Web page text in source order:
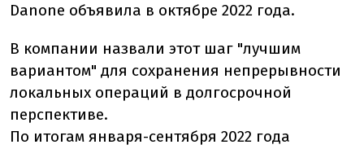
Danone объявила в октябре 2022 года.
В компании назвали этот шаг "лучшим
вариантом" для сохранения непрерывности
локальных операций в долгосрочной
перспективе.
По итогам января-сентября 2022 года